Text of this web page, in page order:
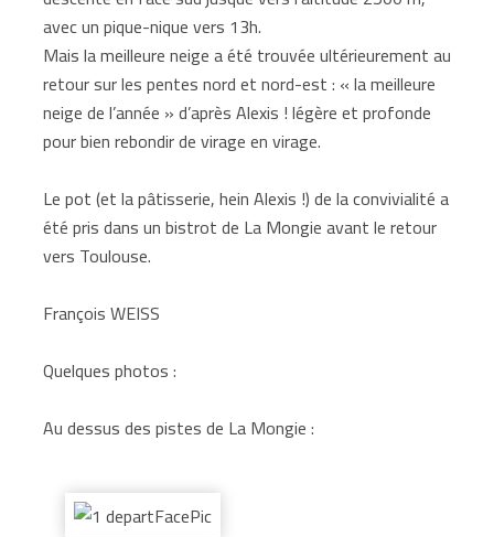
avec un pique-nique vers 13h.
Mais la meilleure neige a été trouvée ultérieurement au
retour sur les pentes nord et nord-est : « la meilleure
neige de l’année » d’après Alexis ! légère et profonde
pour bien rebondir de virage en virage.
Le pot (et la pâtisserie, hein Alexis !) de la convivialité a
été pris dans un bistrot de La Mongie avant le retour
vers Toulouse.
François WEISS
Quelques photos :
Au dessus des pistes de La Mongie :